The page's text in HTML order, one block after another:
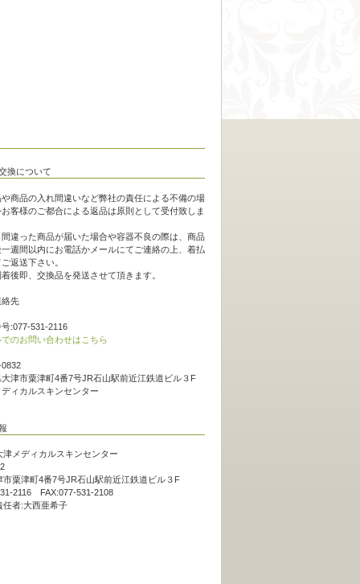
商品の入れ間違いなど弊社の責任による不備の場
客様のご都合による返品は原則として受付致しま
違った商品が届いた場合や容器不良の際は、商品
週間以内にお電話かメールにてご連絡の上、着払
返送下さい。
後即、交換品を発送させて頂きます。
絡先
:077-531-2116
のお問い合わせはこちら
津市粟津町4番7号JR石山駅前近江鉄道ビル３F
ィカルスキンセンター
津メディカルスキンセンター
市粟津町4番7号JR石山駅前近江鉄道ビル３F
2116 FAX:077-531-2108
任者:大西亜希子